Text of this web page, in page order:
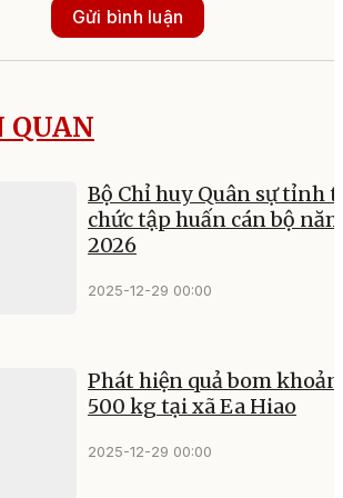
Gửi bình luận
Bộ Chỉ huy Quân sự tỉnh
chức tập huấn cán bộ
2026
2025-12-29 00:00
Phát hiện quả bom
500 kg tại xã Ea Hiao
2025-12-29 00:00